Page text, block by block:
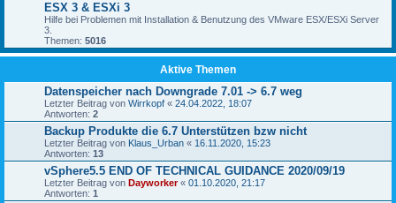
ESX 3 & ESXi 3
Hilfe bei Problemen mit Installation & Benutzung des VMware ESX/ESXi Server
3.
Themen: 5016
Aktive Themen
Datenspeicher nach Downgrade 7.01 -> 6.7 weg
Letzter Beitrag von Wirrkopf « 24.04.2022, 18:07
Antworten: 2
Backup Produkte die 6.7 Unterstützen bzw nicht
Letzter Beitrag von Klaus_Urban « 16.11.2020, 15:23
Antworten: 13
vSphere5.5 END OF TECHNICAL GUIDANCE 2020/09/19
Letzter Beitrag von Dayworker« 01.10.2020, 21:17
Antworten: 1